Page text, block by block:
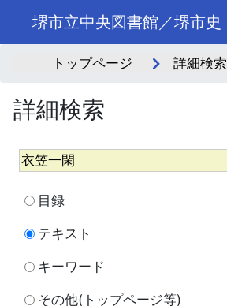
堺市立中央図書館／堺市史
トップページ 詳細検索
詳細検索
目録
テキスト
キーワード
その他(トップページ等)